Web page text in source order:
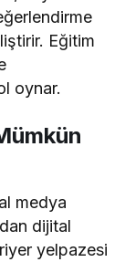
Eğitim
oynar.
medya
dijital
yelpazesi